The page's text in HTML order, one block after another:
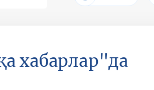
хабарлар"да